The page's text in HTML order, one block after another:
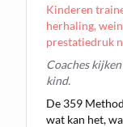
Kinderen
herhaling,
prestatiedruk
Coaches
kind.
De 359
wat kan het,